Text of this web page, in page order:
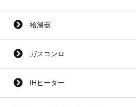
給湯器
ガスコンロ
IHヒーター